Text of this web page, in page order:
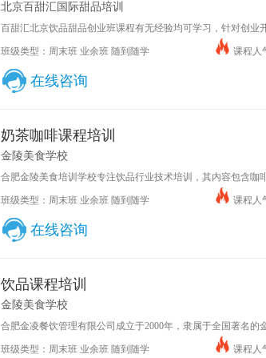
北京百甜汇国际甜品培训
百甜汇北京饮品甜品创业班课程有无经验均可学习，针对创业
班级类型：周末班 业余班 随到随学 课程人
在线咨询
奶茶咖啡课程培训
金陵美食学校
合肥金陵美食培训学校专注饮品行业技术培训，其内容包含咖
班级类型：周末班 业余班 随到随学 课程人
在线咨询
饮品课程培训
金陵美食学校
合肥金凌餐饮管理有限公司成立于2000年，隶属于全国著名的
班级类型：周末班 业余班 随到随学 课程人